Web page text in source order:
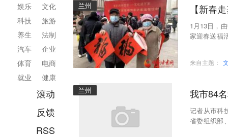
文化
旅游
法制
企业
电商
健康
娱乐
科技
养生
汽车
体育
就业
滚动
反馈
RSS
兰州 【新春
1月13日，
家迎春送福
来自主题：
兰州 我市84
记者从市科
省委组织部